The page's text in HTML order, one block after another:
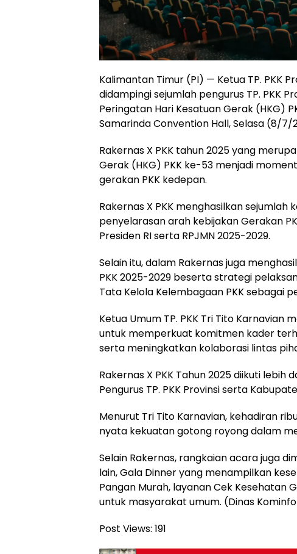
Kalimantan Timur (PI) — Ketua TP. PKK
didampingi sejumlah pengurus TP. PKK
Peringatan Hari Kesatuan Gerak (HKG)
Samarinda Convention Hall, Selasa (8/7/
Rakernas X PKK tahun 2025 yang
Gerak (HKG) PKK ke-53 menjadi
gerakan PKK kedepan.
Rakernas X PKK menghasilkan
penyelarasan arah kebijakan Gerakan
Presiden RI serta RPJMN 2025-2029.
Selain itu, dalam Rakernas juga
PKK 2025-2029 beserta strategi
Tata Kelola Kelembagaan PKK sebagai
Ketua Umum TP. PKK Tri Tito
untuk memperkuat komitmen kader
serta meningkatkan kolaborasi lintas
Rakernas X PKK Tahun 2025 diikuti
Pengurus TP. PKK Provinsi serta
Menurut Tri Tito Karnavian, kehadiran
nyata kekuatan gotong royong dalam
Selain Rakernas, rangkaian acara juga
lain, Gala Dinner yang menampilkan
Pangan Murah, layanan Cek Kesehatan
untuk masyarakat umum. (Dinas
Post Views: 191